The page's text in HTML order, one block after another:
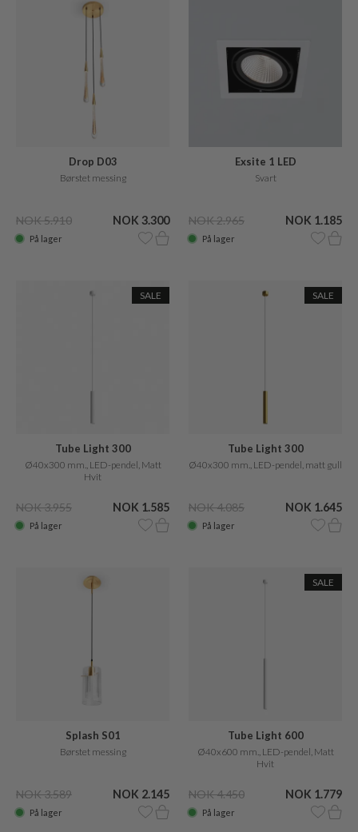
Drop D03
Børstet messing
NOK 5.910 NOK 3.300
På lager
Exsite 1 LED
Svart
NOK 2.965 NOK 1.185
På lager
SALE
Tube Light 300
Ø40x300 mm., LED-pendel, Matt
Hvit
NOK 3.955 NOK 1.585
På lager
SALE
Tube Light 300
Ø40x300 mm., LED-pendel, matt gull
NOK 4.085 NOK 1.645
På lager
Splash S01
Børstet messing
NOK 3.589 NOK 2.145
På lager
SALE
Tube Light 600
Ø40x600 mm., LED-pendel, Matt
Hvit
NOK 4.450 NOK 1.779
På lager